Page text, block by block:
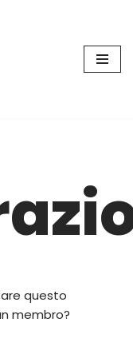
questo
membro?